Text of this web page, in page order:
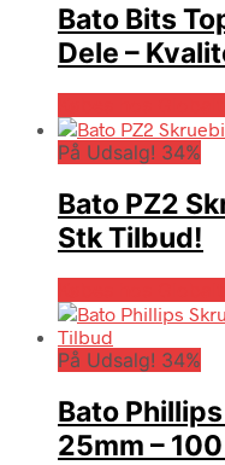
Bato Bits
Dele –
På Udsalg! 34%
Bato PZ2
Stk Tilbud!
På Udsalg! 34%
Bato
25mm –